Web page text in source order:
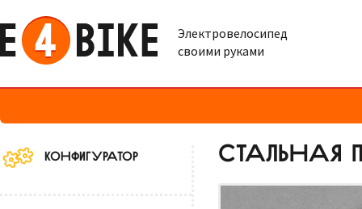
Электровелосипед
своими руками
КОНФИГУРАТОР СТАЛЬНАЯ